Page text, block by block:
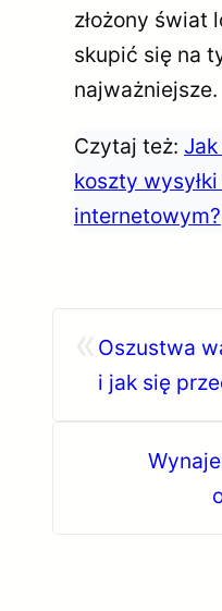
złożony świat
skupić się na
najważniejsze.
Czytaj też:
koszty
internetowym?
Oszustwa
i jak się